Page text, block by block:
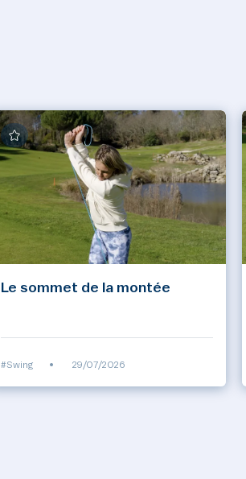
Le sommet de la montée
#Swing • 29/07/2026